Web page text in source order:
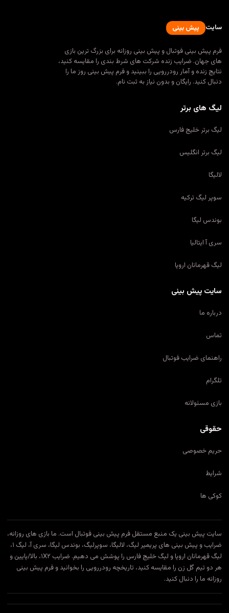
سایت پیش بینی
فرم پیش بینی فوتبال و پیش بینی روزانه برای بزرگ ترین بازی
های جهان. ضرایب زنده شرکت های شرط بندی را مقایسه کنید،
نتایج زنده و آمار رودررویی را ببینید و فرم پیش بینی روز ما را
دنبال کنید. رایگان و بدون نیاز به ثبت نام.
لیگ های برتر
لیگ برتر خلیج فارس
لیگ برتر انگلیس
لالیگا
سوپر لیگ ترکیه
بوندس لیگا
سری آ ایتالیا
لیگ قهرمانان اروپا
سایت پیش بینی
درباره ما
تماس
راهنمای ضرایب فوتبال
تلگرام
بازی مسئولانه
حقوقی
حریم خصوصی
شرایط
کوکی ها
سایت پیش بینی یک منبع مستقل فرم پیش بینی فوتبال است. ما بازی های روزانه،
ضرایب و پیش بینی های پریمیر لیگ، لالیگا، سوپرلیگ، بوندس لیگا، سری آ، لیگ ۱،
لیگ قهرمانان اروپا و لیگ خلیج فارس را پوشش می دهیم. ضرایب ۱X۲، بالا/پایین و
هر دو تیم گل زن را مقایسه کنید، تاریخچه رودررویی را بخوانید و فرم پیش بینی
روزانه ما را دنبال کنید.